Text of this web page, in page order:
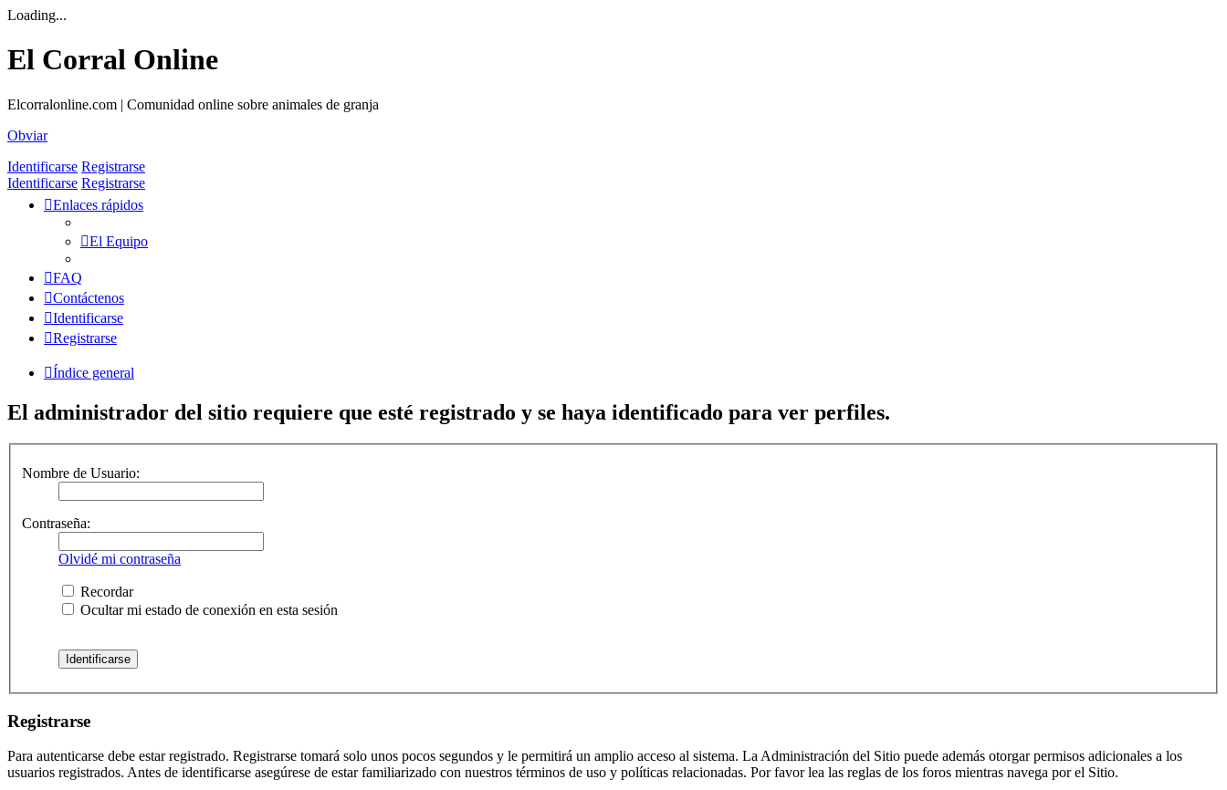
Loading...
El Corral Online
Elcorralonline.com | Comunidad online sobre animales de granja
Obviar
Identificarse Registrarse
Identificarse Registrarse
Enlaces rápidos
El Equipo
FAQ
Contáctenos
Identificarse
Registrarse
Índice general
El administrador del sitio requiere que esté registrado y se haya identificado para ver perfiles.
Nombre de Usuario:
Contraseña:
Olvidé mi contraseña
Recordar
Ocultar mi estado de conexión en esta sesión
Registrarse
Para autenticarse debe estar registrado. Registrarse tomará solo unos pocos segundos y le permitirá un amplio acceso al sistema. La Administración del Sitio puede además otorgar permisos adicionales a los
usuarios registrados. Antes de identificarse asegúrese de estar familiarizado con nuestros términos de uso y políticas relacionadas. Por favor lea las reglas de los foros mientras navega por el Sitio.